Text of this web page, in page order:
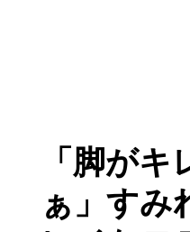
「脚が
ぁ」すみ